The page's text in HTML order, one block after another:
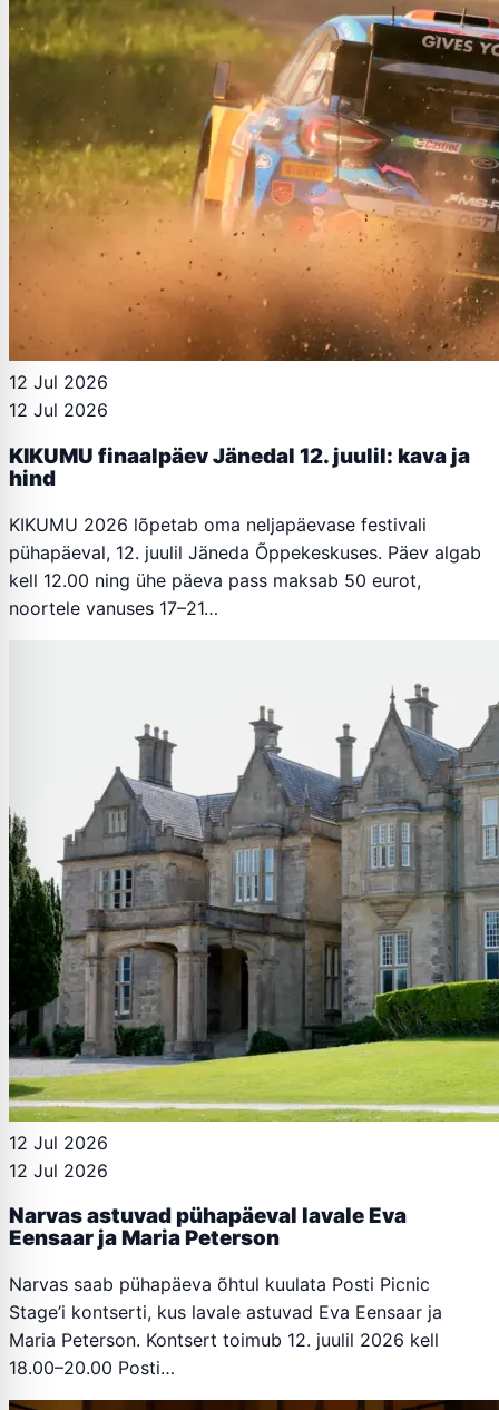
12 Jul 2026
12 Jul 2026
KIKUMU finaalpäev Jänedal 12. juulil: kava ja
hind
KIKUMU 2026 lõpetab oma neljapäevase festivali
pühapäeval, 12. juulil Jäneda Õppekeskuses. Päev algab
kell 12.00 ning ühe päeva pass maksab 50 eurot,
noortele vanuses 17–21…
12 Jul 2026
12 Jul 2026
Narvas astuvad pühapäeval lavale Eva
Eensaar ja Maria Peterson
Narvas saab pühapäeva õhtul kuulata Posti Picnic
Stage’i kontserti, kus lavale astuvad Eva Eensaar ja
Maria Peterson. Kontsert toimub 12. juulil 2026 kell
18.00–20.00 Posti…